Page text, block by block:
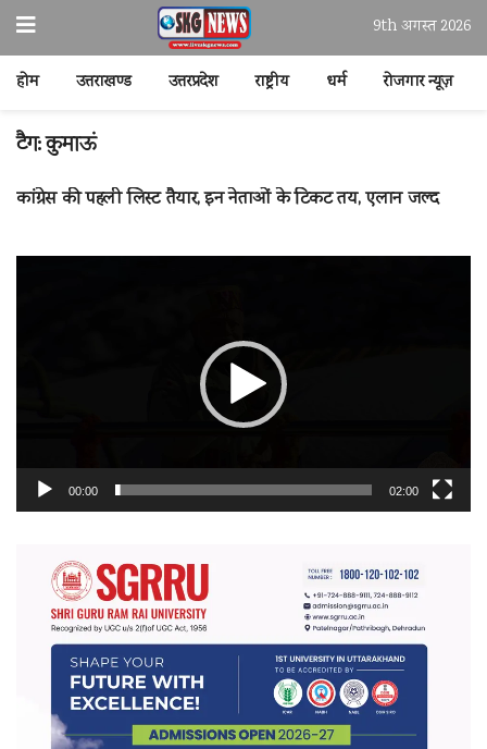
9th अगस्त 2026
होम उत्तराखण्ड उत्तरप्रदेश राष्ट्रीय धर्म रोजगार न्यूज़
टैग:कुमाऊं
कांग्रेस की पहली लिस्ट तैयार, इन नेताओं के टिकट तय, एलान जल्द
00:00 02:00